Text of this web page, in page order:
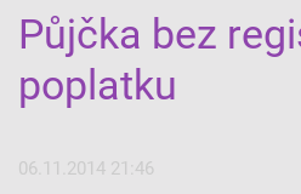
Půjčka bez
poplatku
06.11.2014 21:46